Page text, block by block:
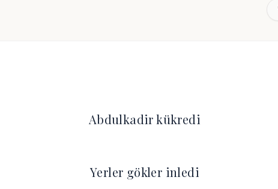
Abdulkadir kükredi
Yerler gökler inledi